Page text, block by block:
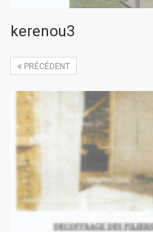
kerenou3
PRÉCÉDENT